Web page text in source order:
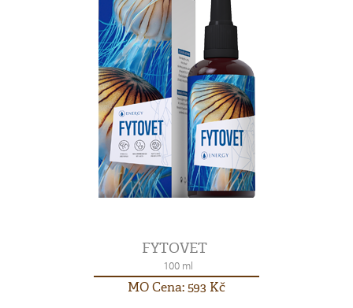
FYTOVET
100 ml
MO Cena: 593 Kč